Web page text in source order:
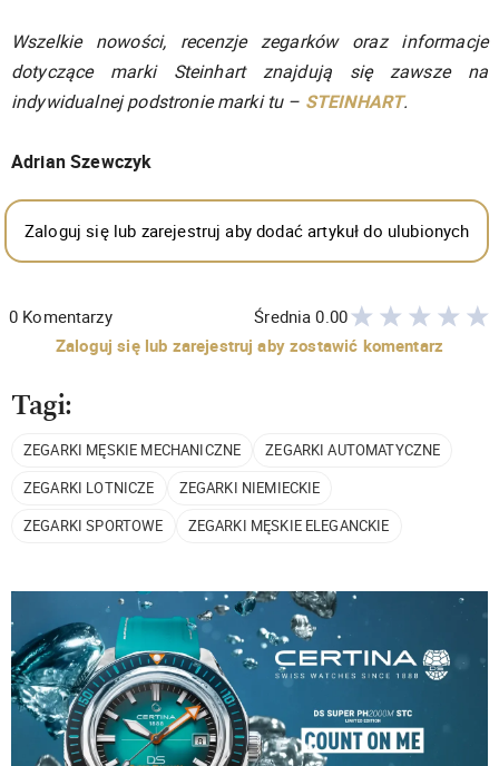
Wszelkie nowości, recenzje zegarków oraz informacje
dotyczące marki Steinhart znajdują się zawsze na
indywidualnej podstronie marki tu – STEINHART.
Adrian Szewczyk
Zaloguj się lub zarejestruj aby dodać artykuł do ulubionych
0 Komentarzy Średnia0.00
Zaloguj się lub zarejestruj aby zostawić komentarz
Tagi:
ZEGARKI MĘSKIE MECHANICZNE
ZEGARKI AUTOMATYCZNE
ZEGARKI LOTNICZE
ZEGARKI NIEMIECKIE
ZEGARKI SPORTOWE
ZEGARKI MĘSKIE ELEGANCKIE